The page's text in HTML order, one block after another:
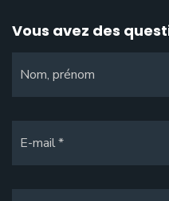
Vous avez des
Nom, prénom
E-mail